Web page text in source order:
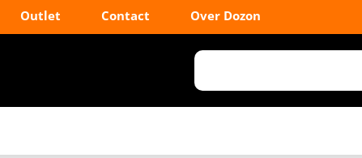
Outlet Contact Over Dozon